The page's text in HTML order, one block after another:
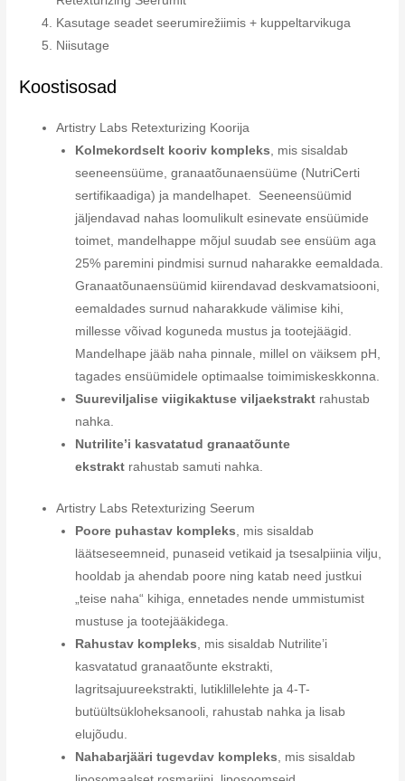
Kasutage seadet seerumirežiimis + kuppeltarvikuga
Niisutage
Koostisosad
Artistry Labs Retexturizing Koorija
Kolmekordselt kooriv kompleks, mis sisaldab
seeneensüüme, granaatõunaensüüme (NutriCerti
sertifikaadiga) ja mandelhapet. Seeneensüümid
jäljendavad nahas loomulikult esinevate ensüümide
toimet, mandelhappe mõjul suudab see ensüüm aga
25% paremini pindmisi surnud naharakke eemaldada.
Granaatõunaensüümid kiirendavad deskvamatsiooni,
eemaldades surnud naharakkude välimise kihi,
millesse võivad koguneda mustus ja tootejäägid.
Mandelhape jääb naha pinnale, millel on väiksem pH,
tagades ensüümidele optimaalse toimimiskeskkonna.
Suureviljalise viigikaktuse viljaekstraktrahustab
nahka.
Nutrilite’i kasvatatud granaatõunte
ekstraktrahustab samuti nahka.
Artistry Labs Retexturizing Seerum
Poore puhastav kompleks , mis sisaldab
läätseseemneid, punaseid vetikaid ja tsesalpiinia vilju,
hooldab ja ahendab poore ning katab need justkui
„teise naha“ kihiga, ennetades nende ummistumist
mustuse ja tootejääkidega.
Rahustav kompleks , mis sisaldab Nutrilite’i
kasvatatud granaatõunte ekstrakti,
lagritsajuureekstrakti, lutiklillelehte ja 4-T-
butüültsükloheksanooli, rahustab nahka ja lisab
elujõudu.
Nahabarjääri tugevdav kompleks , mis sisaldab